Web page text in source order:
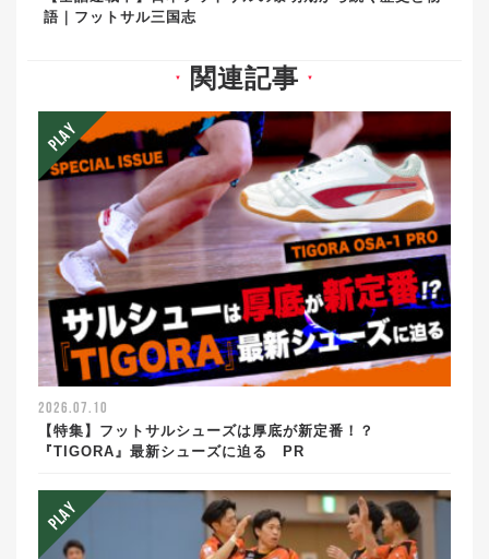
語｜フットサル三国志
▼ 関連記事 ▼
2026.07.10
【特集】フットサルシューズは厚底が新定番！？
『TIGORA』最新シューズに迫る PR